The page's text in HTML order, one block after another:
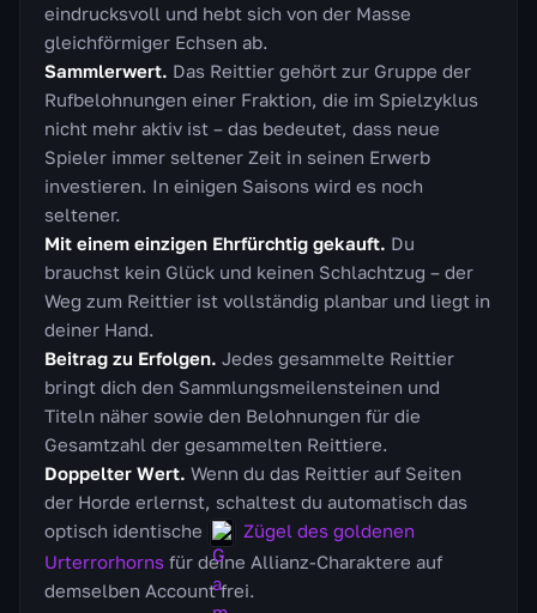
eindrucksvoll und hebt sich von der Masse
gleichförmiger Echsen ab.
Sammlerwert. Das Reittier gehört zur Gruppe der
Rufbelohnungen einer Fraktion, die im Spielzyklus
nicht mehr aktiv ist – das bedeutet, dass neue
Spieler immer seltener Zeit in seinen Erwerb
investieren. In einigen Saisons wird es noch
seltener.
Mit einem einzigen Ehrfürchtig gekauft. Du
brauchst kein Glück und keinen Schlachtzug – der
Weg zum Reittier ist vollständig planbar und liegt in
deiner Hand.
Beitrag zu Erfolgen. Jedes gesammelte Reittier
bringt dich den Sammlungsmeilensteinen und
Titeln näher sowie den Belohnungen für die
Gesamtzahl der gesammelten Reittiere.
Doppelter Wert. Wenn du das Reittier auf Seiten
der Horde erlernst, schaltest du automatisch das
optisch identische
Zügel des goldenen
Urterrorhorns für deine Allianz-Charaktere auf
demselben Account frei.